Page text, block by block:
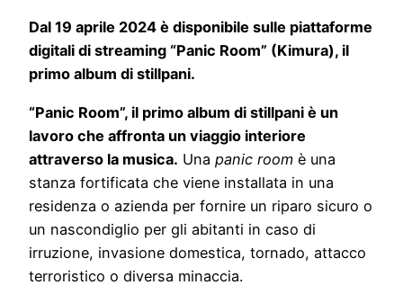
Dal 19 aprile 2024 è disponibile sulle piattaforme
digitali di streaming “Panic Room” (Kimura), il
primo album di stillpani.
“Panic Room”, il primo album di stillpani è un
lavoro che affronta un viaggio interiore
attraverso la musica. Una panic room è una
stanza fortificata che viene installata in una
residenza o azienda per fornire un riparo sicuro o
un nascondiglio per gli abitanti in caso di
irruzione, invasione domestica, tornado, attacco
terroristico o diversa minaccia.